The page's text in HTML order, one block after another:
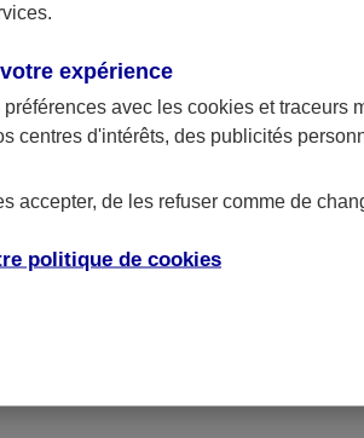
Vous pouvez résilier votre contrat de
recommandée avec demande d’avis de
Sur le
expérience
avec les cookies et traceurs
centres d'intérêts, des publicités
accepter, de les refuser comme de
politique de cookies